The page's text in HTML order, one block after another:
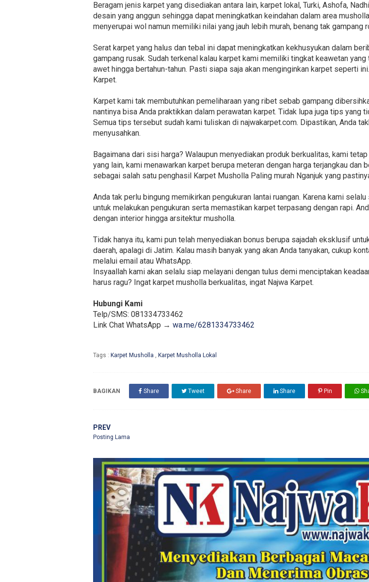
Beragam jenis karpet yang disediakan antara lain, karpet lokal, Turki, Ashofa,
desain yang anggun sehingga dapat meningkatkan keindahan dalam area
menyerupai wol namun memiliki nilai yang jauh lebih murah, benang tak gampang
Serat karpet yang halus dan tebal ini dapat meningkatkan kekhusyukan dalam
gampang rusak. Sudah terkenal kalau karpet kami memiliki tingkat keawetan
awet hingga bertahun-tahun. Pasti siapa saja akan menginginkan karpet seperti
Karpet.
Karpet kami tak membutuhkan pemeliharaan yang ribet sebab gampang
nantinya bisa Anda praktikkan dalam perawatan karpet. Tidak lupa juga tips yang
Semua tips tersebut sudah kami tuliskan di najwakarpet.com. Dipastikan, Anda
menyusahkan.
Bagaimana dari sisi harga? Walaupun menyediakan produk berkualitas, kami
yang lain, kami menawarkan karpet berupa meteran dengan harga terjangkau dan
sebagai salah satu penghasil Karpet Musholla Paling murah Nganjuk yang
Anda tak perlu bingung memikirkan pengukuran lantai ruangan. Karena kami
untuk melakukan pengukuran serta memastikan karpet terpasang dengan rapi.
dengan interior hingga arsitektur musholla.
Tidak hanya itu, kami pun telah menyediakan bonus berupa sajadah eksklusif
daerah, apalagi di Jatim. Kalau masih banyak yang akan Anda tanyakan, cukup
melalui email atau WhatsApp.
Insyaallah kami akan selalu siap melayani dengan tulus demi menciptakan
harus ragu? Ingat karpet musholla berkualitas, ingat Najwa Karpet.
Hubungi Kami
Telp/SMS: 081334733462
Link Chat WhatsApp → wa.me/6281334733462
Tags : Karpet Musholla , Karpet Musholla Lokal
BAGIKAN Share Tweet Share Share Pin
PREV
Posting Lama